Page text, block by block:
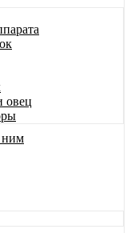
овец
ним